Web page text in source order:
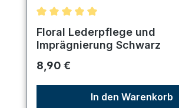
Durchschnittliche Bewertung
Floral Lederpflege und
Imprägnierung Schwarz
Regulärer Preis:
8,90 €
In den Warenkorb